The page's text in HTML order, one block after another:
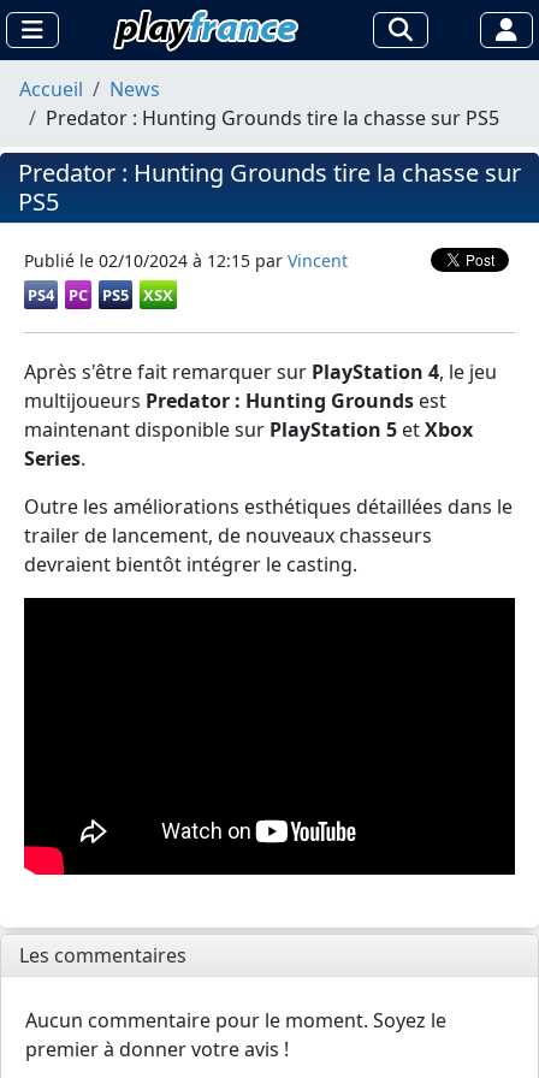
Accueil
News
Predator : Hunting Grounds tire la chasse sur PS5
Predator : Hunting Grounds tire la chasse sur
PS5
Publié le 02/10/2024 à 12:15 par Vincent
PS4 PC PS5 XSX
Après s'être fait remarquer sur PlayStation 4, le jeu
multijoueurs Predator : Hunting Grounds est
maintenant disponible sur PlayStation 5 etXbox
Series.
Outre les améliorations esthétiques détaillées dans le
trailer de lancement, de nouveaux chasseurs
devraient bientôt intégrer le casting.
Les commentaires
Aucun commentaire pour le moment. Soyez le
premier à donner votre avis !